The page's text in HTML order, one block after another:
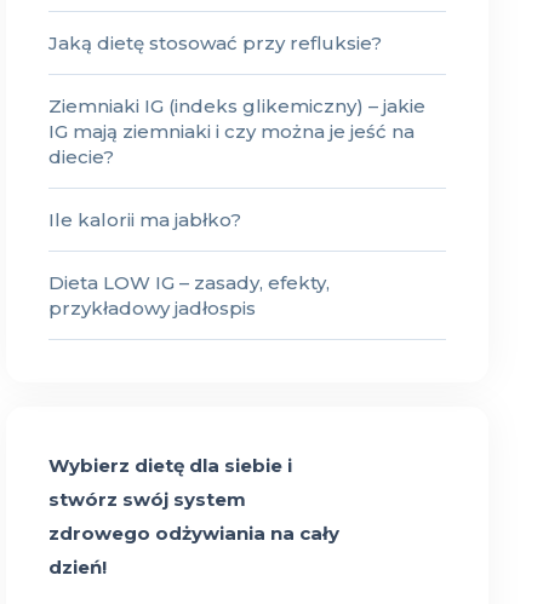
Jaką dietę stosować przy refluksie?
Ziemniaki IG (indeks glikemiczny) – jakie
IG mają ziemniaki i czy można je jeść na
diecie?
Ile kalorii ma jabłko?
Dieta LOW IG – zasady, efekty,
przykładowy jadłospis
Wybierz dietę dla siebie i
stwórz swój system
zdrowego odżywiania na cały
dzień!